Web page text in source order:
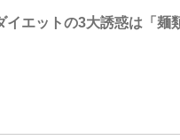
エットの3大誘惑は「麺